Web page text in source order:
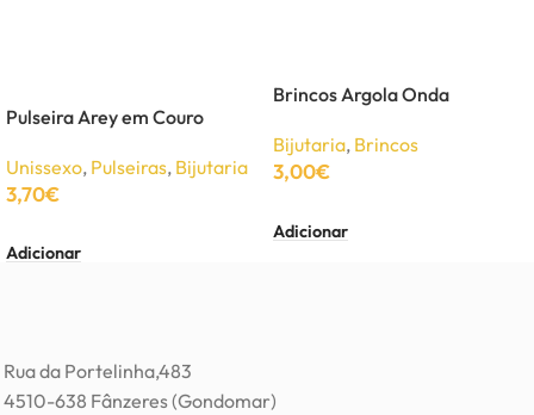
Pulseira Arey em Couro
Unissexo, Pulseiras, Bijutaria
3,70€
Adicionar
Brincos Argola Onda
Bijutaria, Brincos
3,00€
Adicionar
Rua da Portelinha,483
4510-638 Fânzeres (Gondomar)